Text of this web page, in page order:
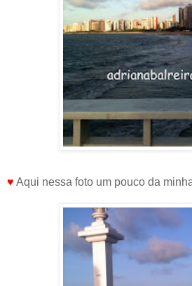
♥ Aqui nessa foto um pouco da